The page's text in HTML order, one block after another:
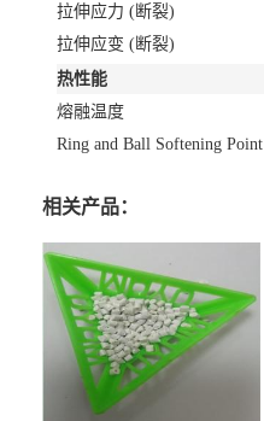
拉伸应力 (断裂)
拉伸应变 (断裂)
热性能
熔融温度
Ring and Ball Softening Point
相关产品：